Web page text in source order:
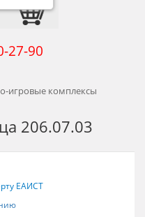
27-90
игровые комплексы
206.07.03
ЕАИСТ